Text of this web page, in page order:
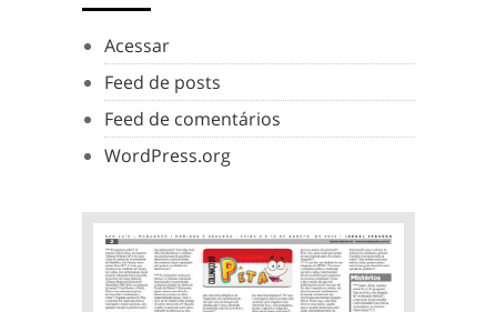
Acessar
Feed de posts
Feed de comentários
WordPress.org